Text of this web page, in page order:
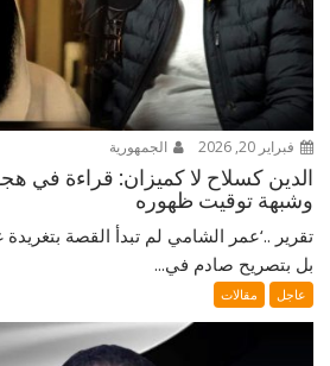
فبراير 20, 2026 الجمهورية
الدين كسلاح لا كميزان: قراءة في
وشبهة توقيت ظهوره
تقرير ..‘عمر الشامي لم تبدأ القصة بتغريدة
بل بتصريح صادم في...
عاجل مقالات